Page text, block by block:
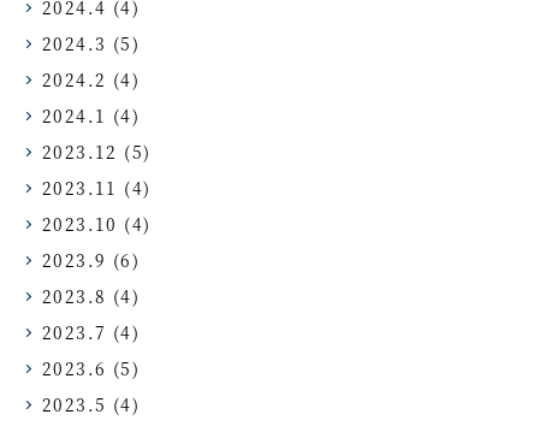
2024.4 (4)
2024.3 (5)
2024.2 (4)
2024.1 (4)
2023.12 (5)
2023.11 (4)
2023.10 (4)
2023.9 (6)
2023.8 (4)
2023.7 (4)
2023.6 (5)
2023.5 (4)